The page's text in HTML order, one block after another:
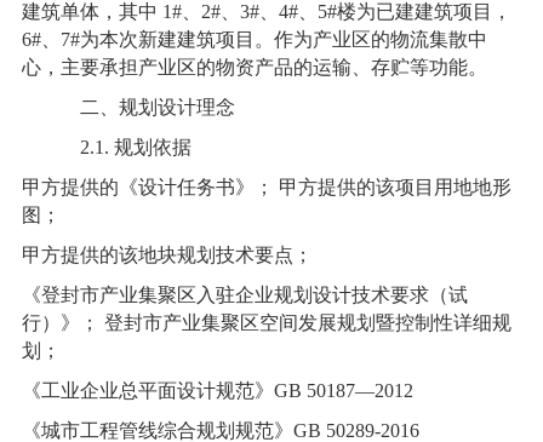
建筑单体，其中 1#、2#、3#、4#、5#楼为已建建筑项目，
6#、7#为本次新建建筑项目。作为产业区的物流集散中
心，主要承担产业区的物资产品的运输、存贮等功能。
二、规划设计理念
2.1. 规划依据
甲方提供的《设计任务书》； 甲方提供的该项目用地地形
图；
甲方提供的该地块规划技术要点；
《登封市产业集聚区入驻企业规划设计技术要求（试
行）》； 登封市产业集聚区空间发展规划暨控制性详细规
划；
《工业企业总平面设计规范》GB 50187—2012
《城市工程管线综合规划规范》GB 50289-2016